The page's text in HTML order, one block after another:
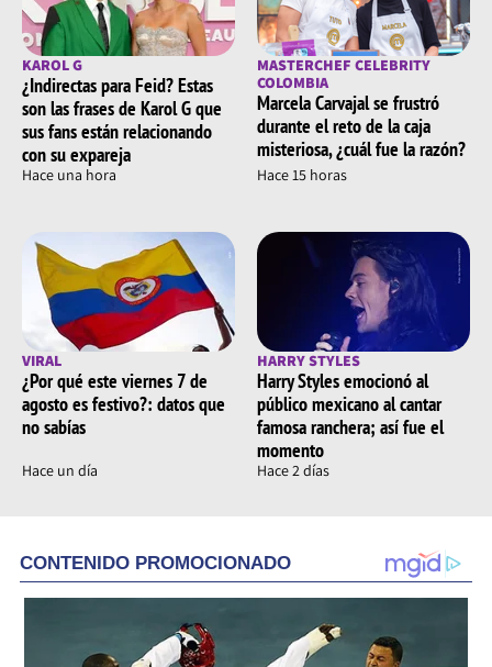
KAROL G
¿Indirectas para Feid? Estas
son las frases de Karol G que
sus fans están relacionando
con su expareja
Hace una hora
MASTERCHEF CELEBRITY
COLOMBIA
Marcela Carvajal se frustró
durante el reto de la caja
misteriosa, ¿cuál fue la razón?
Hace 15 horas
VIRAL
¿Por qué este viernes 7 de
agosto es festivo?: datos que
no sabías
Hace un día
HARRY STYLES
Harry Styles emocionó al
público mexicano al cantar
famosa ranchera; así fue el
momento
Hace 2 días